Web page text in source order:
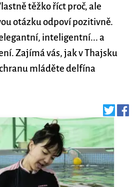
těžko říct proč, ale
otázku odpoví pozitivně.
inteligentní... a
Zajímá vás, jak v Thajsku
mláděte delfína